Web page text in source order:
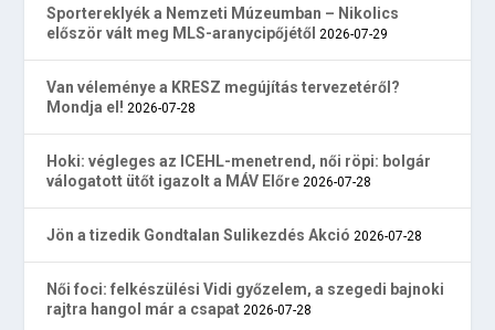
Sportereklyék a Nemzeti Múzeumban – Nikolics
először vált meg MLS-aranycipőjétől 2026-07-29
Van véleménye a KRESZ megújítás tervezetéről?
Mondja el! 2026-07-28
Hoki: végleges az ICEHL-menetrend, női röpi: bolgár
válogatott ütőt igazolt a MÁV Előre 2026-07-28
Jön a tizedik Gondtalan Sulikezdés Akció 2026-07-28
Női foci: felkészülési Vidi győzelem, a szegedi bajnoki
rajtra hangol már a csapat 2026-07-28